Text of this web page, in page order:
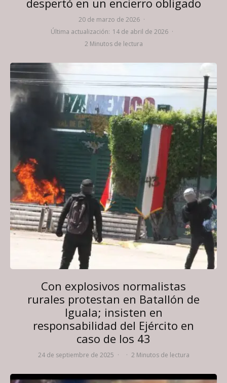
despertó en un encierro obligado
20 de marzo de 2026 ·
Última actualización: 14 de abril de 2026 ·
2 Minutos de lectura
Con explosivos normalistas
rurales protestan en Batallón de
Iguala; insisten en
responsabilidad del Ejército en
caso de los 43
24 de septiembre de 2025 · · 2 Minutos de lectura